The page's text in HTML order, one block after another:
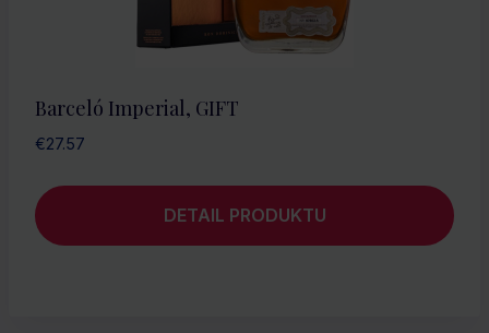
Barceló Imperial, GIFT
€27.57
DETAIL PRODUKTU